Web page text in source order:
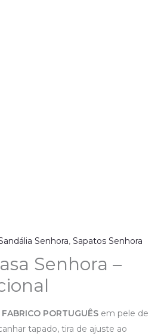
Senhora, Sapatos Senhora
Senhora –
FABRICO PORTUGUÊS em pele de
tapado, tira de ajuste ao